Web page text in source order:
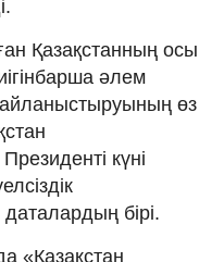
Қазақстанның осы
әлем
өз
күні
бірі.
«Қазақстан